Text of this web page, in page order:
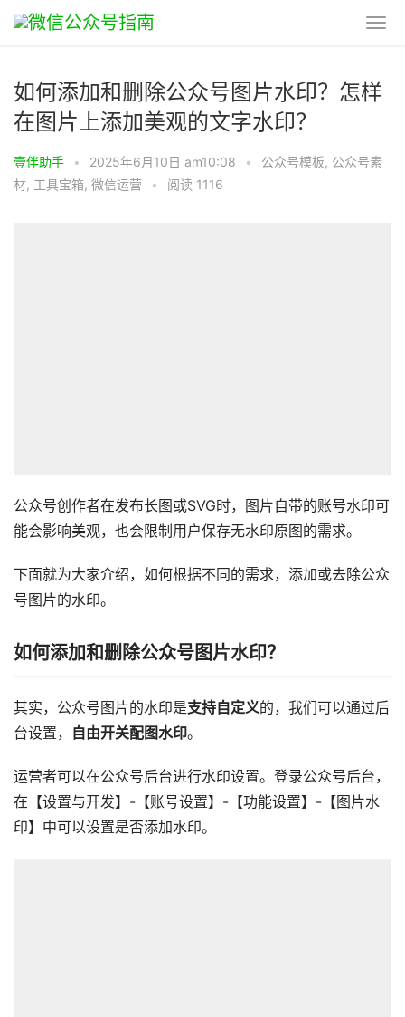
如何添加和删除公众号图片水印？怎样
在图片上添加美观的文字水印？
壹伴助手 • 2025年6月10日 am10:08 • 公众号模板, 公众号素
材, 工具宝箱, 微信运营 • 阅读 1116
公众号创作者在发布长图或SVG时，图片自带的账号水印可
能会影响美观，也会限制用户保存无水印原图的需求。
下面就为大家介绍，如何根据不同的需求，添加或去除公众
号图片的水印。
如何添加和删除公众号图片水印？
其实，公众号图片的水印是支持自定义的，我们可以通过后
台设置，
自由开关配图水印。
运营者可以在公众号后台进行水印设置。登录公众号后台，
在【设置与开发】-【账号设置】-【功能设置】-【图片水
印】中可以设置是否添加水印。